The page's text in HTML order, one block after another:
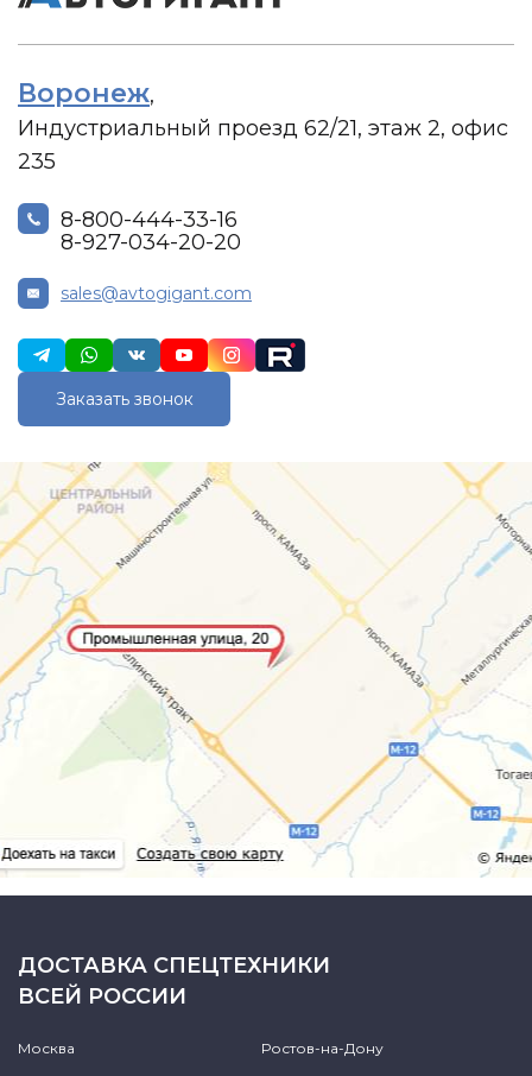
Воронеж,
Индустриальный проезд 62/21, этаж 2, офис
235
8-800-444-33-16
8-927-034-20-20
sales@avtogigant.com
Заказать звонок
ДОСТАВКА СПЕЦТЕХНИКИ
ВСЕЙ РОССИИ
Москва Ростов-на-Дону